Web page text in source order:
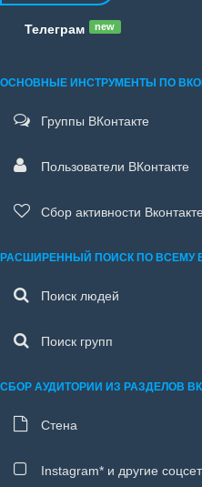
Телеграм new
ОСНОВНЫЕ ИНСТРУМЕНТЫ ПО
Группы ВКонтакте
Пользователи ВКонтакте
Сбор активности Вконтакте
РАСШИРЕННЫЙ ПОИСК ПО ВСЕМУ
Поиск людей
Поиск групп
СБОР АУДИТОРИИ ИЗ РАЗДЕЛОВ ВК
Стена
Instagram* и другие